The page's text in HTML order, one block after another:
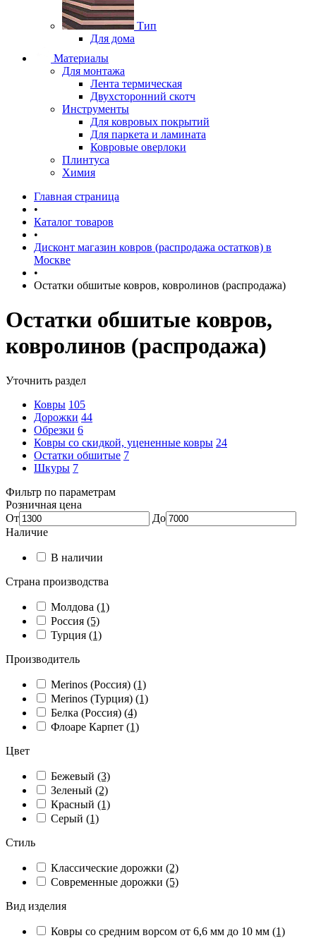
Тип
Для дома
Материалы
Для монтажа
Лента термическая
Двухсторонний скотч
Инструменты
Для ковровых покрытий
Для паркета и ламината
Ковровые оверлоки
Плинтуса
Химия
Главная страница
•
Каталог товаров
•
Дисконт магазин ковров (распродажа остатков) в
Москве
•
Остатки обшитые ковров, ковролинов (распродажа)
Остатки обшитые ковров,
ковролинов (распродажа)
Уточнить раздел
Ковры 105
Дорожки 44
Обрезки 6
Ковры со скидкой, уцененные ковры 24
Остатки обшитые 7
Шкуры 7
Фильтр по параметрам
Розничная цена
От
До
Наличие
В наличии
Страна производства
Молдова (1)
Россия (5)
Турция (1)
Производитель
Merinos (Россия) (1)
Merinos (Турция) (1)
Белка (Россия) (4)
Флоаре Карпет (1)
Цвет
Бежевый (3)
Зеленый (2)
Красный (1)
Серый (1)
Стиль
Классические дорожки (2)
Современные дорожки (5)
Вид изделия
Ковры со средним ворсом от 6,6 мм до 10 мм (1)